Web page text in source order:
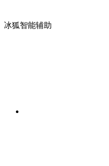
冰狐智能辅助